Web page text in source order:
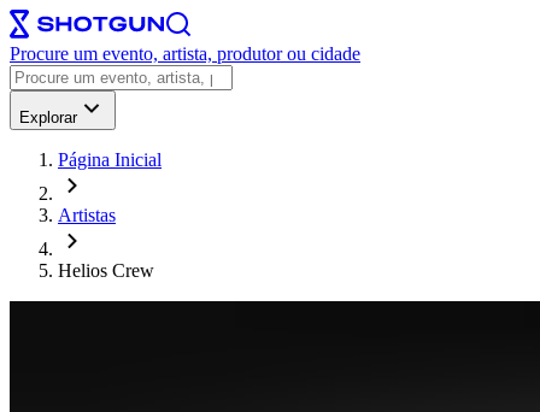
Procure um evento, artista, produtor ou cidade
Explorar
Página Inicial
Artistas
Helios Crew